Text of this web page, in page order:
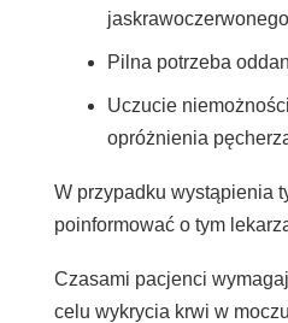
Pilna potrzeba
Uczucie
opróżnienia
W przypadku wystąpienia
poinformować o tym
Czasami pacjenci
celu wykrycia krwi w